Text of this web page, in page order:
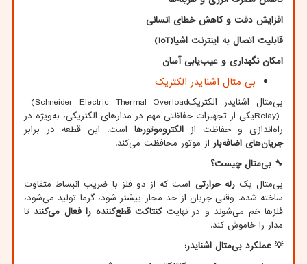
افزایش دقت و کاهش خطای انسانی
قابلیت اتصال به اینترنت اشیا(IoT)
امکان نگهداری و عیب‌یابی آسان
بی متال اشنایدر الکتریک
بی‌متال اشنایدر الکتریک(Schneider Electric Thermal Overload
Relay)یکی از تجهیزات حفاظتی مهم در مدارهای الکتریکی، به‌ویژه در
راه‌اندازی و حفاظت از الکتروموتورها است. این قطعه در برابر
جریان‌های اضافه‌بار از موتور محافظت می‌کند.
🔧 بی‌متال چیست؟
بی‌متال یکرله حرارتی است که از دو فلز با ضریب انبساط متفاوت
ساخته شده. وقتی جریان از حد مجاز بیشتر شود، گرما تولید می‌شود،
فلزها خم می‌شوند و در نهایتکنتاکت قطع‌کننده را فعال می‌کنندتا
مدار را خاموش کند.
💡 عملکرد بی‌متال اشنایدر: